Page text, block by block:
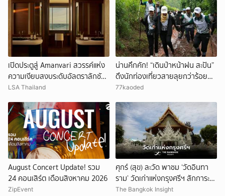
เปิดประตูสู่ Amanvari สวรรค์แห่ง
ความเงียบสงบระดับอัลตราลักชัวรี
ณ Baja’s East Cape เม็กซิโก
LSA Thailand
น่านคึกคัก! “เดินป่าหน้าฝน สะปัน”
ดึงนักท่องเที่ยวสายลุยกว่าร้อยคน
กระตุ้นเศรษฐกิจชุมชน
77kaoded
August Concert Update! รวม
24 คอนเสิร์ต เดือนสิงหาคม 2026
ZipEvent
ศุกร์ (สุข) ละวัด พาชม ‘วัดอินทา
ราม’ วัดเก่าแห่งกรุงศรีฯ สักการะ
หลวงพ่อโต-หลวงพ่อธรรมจักร
The Bangkok Insight